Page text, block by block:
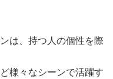
は、持つ人の個性を際
様々なシーンで活躍す